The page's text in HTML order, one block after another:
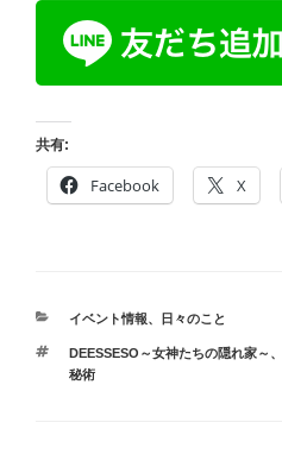
共有:
Facebook X
カ
ゴ
リ
イベント情報、 日々のこと
タ
グ
DEESSESO～女神たちの隠れ家～ 、
秘術